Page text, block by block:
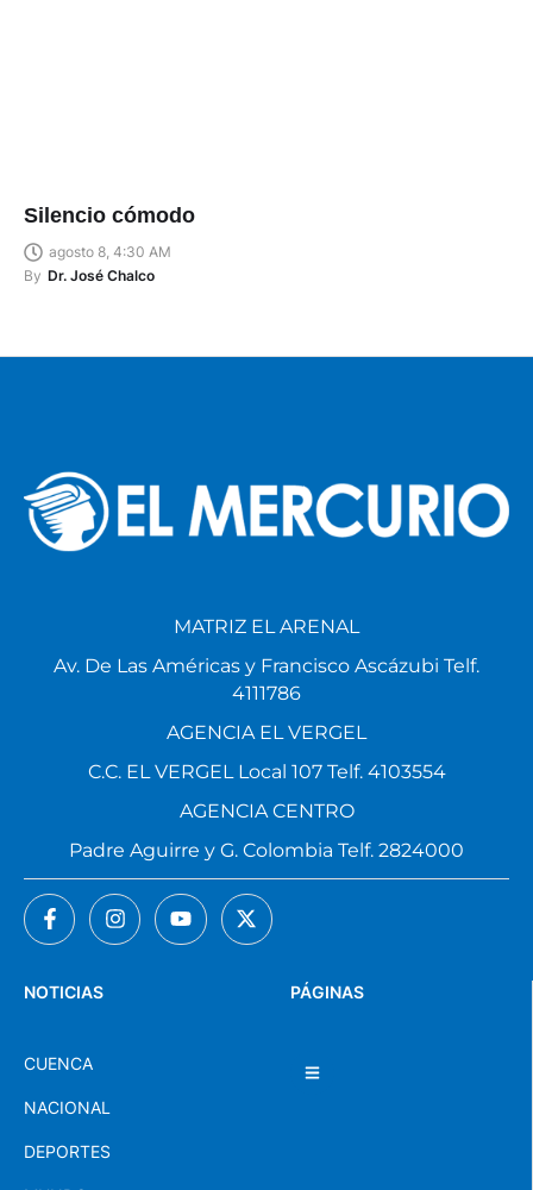
Silencio cómodo
agosto 8, 4:30 AM
By Dr. José Chalco
PÁGINAS
NOTICIAS
CUENCA
NACIONAL
DEPORTES
MATRIZ EL ARENAL
Av. De Las Américas y Francisco Ascázubi Telf.
4111786
AGENCIA EL VERGEL
C.C. EL VERGEL Local 107 Telf. 4103554
AGENCIA CENTRO
Padre Aguirre y G. Colombia Telf. 2824000